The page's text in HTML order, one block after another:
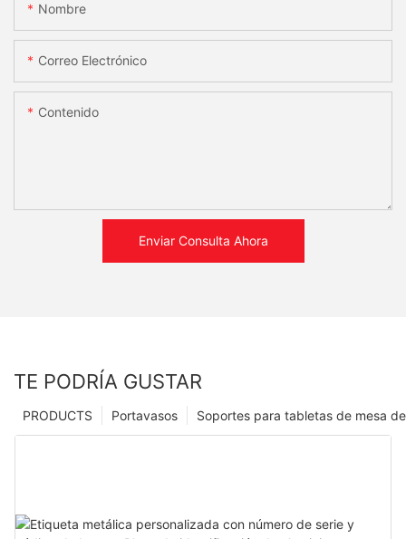
Nombre
Correo Electrónico
Contenido
Enviar Consulta Ahora
TE PODRÍA GUSTAR
Soportes para tabletas de mesa
Portavasos
PRODUCTS